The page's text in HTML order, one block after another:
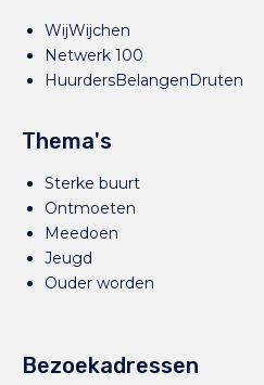
WijWijchen
Netwerk 100
HuurdersBelangenDruten
Thema's
Sterke buurt
Ontmoeten
Meedoen
Jeugd
Ouder worden
Bezoekadressen